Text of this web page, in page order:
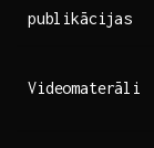
⁢publikācijas
Videomaterāli